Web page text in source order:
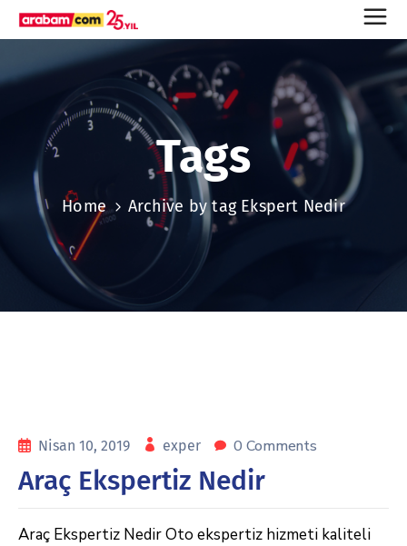
Tags
Home Archive by tag Ekspert Nedir
Nisan 10, 2019 exper 0 Comments
Araç Ekspertiz Nedir
Araç Ekspertiz Nedir Oto ekspertiz hizmeti kaliteli